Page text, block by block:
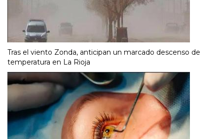
Tras el viento Zonda, anticipan un marcado descenso de
temperatura en La Rioja